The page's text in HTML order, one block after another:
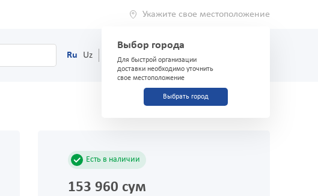
Укажите свое местоположение
Выбор города
Для быстрой организации
доставки необходимо уточнить
свое местоположение
Выбрать город
Ru Uz (71) 200-03-03
Есть в наличии
153 960 сум